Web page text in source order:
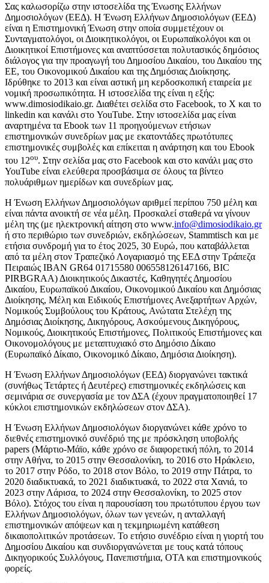
Σας καλωσορίζω στην ιστοσελίδα της Ένωσης Ελλήνων
Δημοσιολόγων (ΕΕΔ). Η Ένωση Ελλήνων Δημοσιολόγων (ΕΕΔ)
είναι η Επιστημονική Ένωση στην οποία συμμετέχουν οι
Συνταγματολόγοι, οι Διοικητικολόγοι, οι Ευρωπαϊκολόγοι και οι
Διοικητικοί Επιστήμονες και αναπτύσσεται πολυτασικός δημόσιος
διάλογος για την προαγωγή του Δημοσίου Δικαίου, του Δικαίου της
ΕΕ, του Οικονομικού Δικαίου και της Δημόσιας Διοίκησης.
Ιδρύθηκε το 2013 και είναι αστική μη κερδοσκοπική εταιρεία με
νομική προσωπικότητα. Η ιστοσελίδα της είναι η εξής:
www.dimosiodikaio.gr. Διαθέτει σελίδα στο Facebook, το Χ και το
linkedin και κανάλι στο YouTube. Στην ιστοσελίδα μας είναι
αναρτημένα τα Ebook των 11 προηγούμενων ετήσιων
επιστημονικών συνεδρίων μας με εκατοντάδες πρωτότυπες
επιστημονικές συμβολές και επίκειται η ανάρτηση και του Ebook
του 12ου. Στην σελίδα μας στο Facebook και στο κανάλι μας στο
YouTube είναι ελεύθερα προσβάσιμα σε όλους τα βίντεο
πολυάριθμων ημερίδων και συνεδρίων μας.
Η Ένωση Ελλήνων Δημοσιολόγων αριθμεί περίπου 750 μέλη και
είναι πάντα ανοικτή σε νέα μέλη. Προσκαλεί σταθερά να γίνουν
μέλη της (με ηλεκτρονική αίτηση στο www.info@dimosiodikaio.gr
ή στο περιθώριο των συνεδριών, εκδηλώσεων, Stammtisch και με
ετήσια συνδρομή για το έτος 2025, 30 Ευρώ, που καταβάλλεται
από τα μέλη στον Τραπεζικό Λογαριασμό της ΕΕΔ στην Τράπεζα
Πειραιώς IBAN GR64 01715580 006558126147166, BIC
PIRBGRAA) Διοικητικούς Δικαστές, Καθηγητές Δημοσίου
Δικαίου, Ευρωπαϊκού Δικαίου, Οικονομικού Δικαίου και Δημόσιας
Διοίκησης, Μέλη και Ειδικούς Επιστήμονες Ανεξαρτήτων Αρχών,
Νομικούς Συμβούλους του Κράτους, Ανώτατα Στελέχη της
Δημόσιας Διοίκησης, Δικηγόρους, Ασκούμενους Δικηγόρους,
Νομικούς, Διοικητικούς Επιστήμονες, Πολιτικούς Επιστήμονες και
Οικονομολόγους με μεταπτυχιακό στο Δημόσιο Δίκαιο
(Ευρωπαϊκό Δίκαιο, Οικονομικό Δίκαιο, Δημόσια Διοίκηση).
Η Ένωση Ελλήνων Δημοσιολόγων (ΕΕΔ) διοργανώνει τακτικά
(συνήθως Τετάρτες ή Δευτέρες) επιστημονικές εκδηλώσεις και
σεμινάρια σε συνεργασία με τον ΔΣΑ (έχουν πραγματοποιηθεί 17
κύκλοι επιστημονικών εκδηλώσεων στον ΔΣΑ).
Η Ένωση Ελλήνων Δημοσιολόγων διοργανώνει κάθε χρόνο το
διεθνές επιστημονικό συνέδριό της με πρόσκληση υποβολής
papers (Μάρτιο-Μάϊο, κάθε χρόνο σε διαφορετική πόλη, το 2014
στην Αθήνα, το 2015 στην Θεσσαλονίκη, το 2016 στο Ηράκλειο,
το 2017 στην Ρόδο, το 2018 στον Βόλο, το 2019 στην Πάτρα, το
2020 διαδικτυακά, το 2021 διαδικτυακά, το 2022 στα Χανιά, το
2023 στην Λάρισα, το 2024 στην Θεσσαλονίκη, το 2025 στον
Βόλο). Στόχος του είναι η παρουσίαση του πρωτότυπου έργου των
Ελλήνων Δημοσιολόγων, όλων των γενεών, η ανταλλαγή
επιστημονικών απόψεων και η τεκμηριωμένη κατάθεση
δικαιοπολιτικών προτάσεων. Το ετήσιο συνέδριο είναι η γιορτή του
Δημοσίου Δικαίου και συνδιοργανώνεται με τους κατά τόπους
Δικηγορικούς Συλλόγους, Πανεπιστήμια, ΟΤΑ και επιστημονικούς
φορείς.